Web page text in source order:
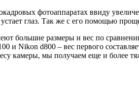
фотоаппаратах ввиду
устает глаз. Так же с его помощью
большие размеры и вес по
Nikon d800 – вес первого
камеры, мы получаем еще и более